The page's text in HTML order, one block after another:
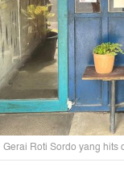
Gerai Roti Sordo yang hits